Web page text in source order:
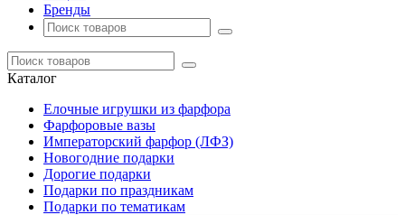
Бренды
Каталог
Елочные игрушки из фарфора
Фарфоровые вазы
Императорский фарфор (ЛФЗ)
Новогодние подарки
Дорогие подарки
Подарки по праздникам
Подарки по тематикам